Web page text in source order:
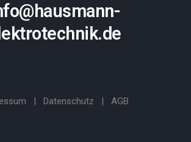
Datenschutz AGB